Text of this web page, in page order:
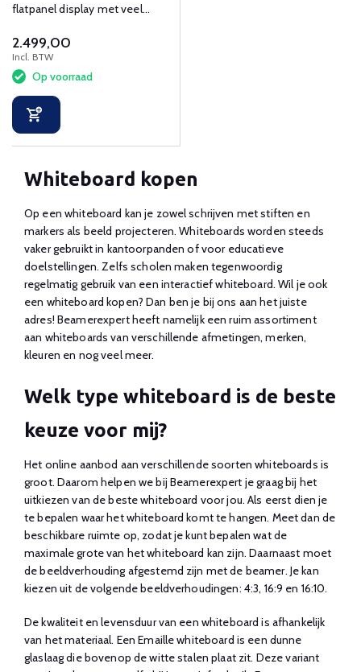
flatpanel display met veel
2.499,00
Incl. BTW
Op voorraad
Whiteboard kopen
Op een whiteboard kan je zowel schrijven met stiften en
markers als beeld projecteren. Whiteboards worden steeds
vaker gebruikt in kantoorpanden of voor educatieve
doelstellingen. Zelfs scholen maken tegenwoordig
regelmatig gebruik van een interactief whiteboard. Wil je ook
een whiteboard kopen? Dan ben je bij ons aan het juiste
adres! Beamerexpert heeft namelijk een ruim assortiment
aan whiteboards van verschillende afmetingen, merken,
kleuren en nog veel meer.
Welk type whiteboard is de beste
keuze voor mij?
Het online aanbod aan verschillende soorten whiteboards is
groot. Daarom helpen we bij Beamerexpert je graag bij het
uitkiezen van de beste whiteboard voor jou. Als eerst dien je
te bepalen waar het whiteboard komt te hangen. Meet dan de
beschikbare ruimte op, zodat je kunt bepalen wat de
maximale grote van het whiteboard kan zijn. Daarnaast moet
de beeldverhouding afgestemd zijn met de beamer. Je kan
kiezen uit de volgende beeldverhoudingen: 4:3, 16:9 en 16:10.
De kwaliteit en levensduur van een whiteboard is afhankelijk
van het materiaal. Een Emaille whiteboard is een dunne
glaslaag die bovenop de witte stalen plaat zit. Deze variant